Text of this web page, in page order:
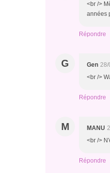
<br />
années
Répondre
G Gen 28/
<br />
Répondre
M MANU
<br />
Répondre